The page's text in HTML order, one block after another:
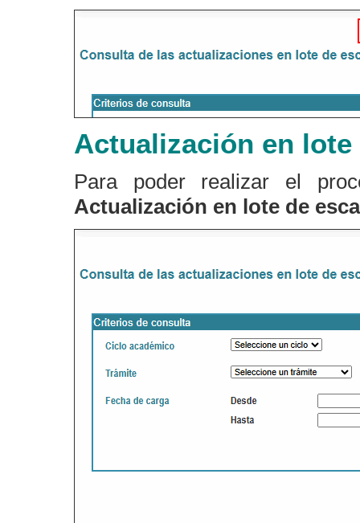
Actualización en lote
Para poder realizar el
Actualización en lote de